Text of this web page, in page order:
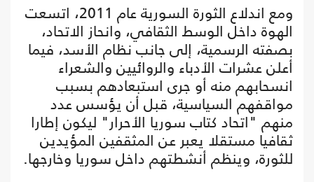
ومع اندلاع الثورة السورية عام 2011، اتسعت
الهوة داخل الوسط الثقافي، وانحاز الاتحاد،
بصفته الرسمية، إلى جانب نظام الأسد، فيما
أعلن عشرات الأدباء والروائيين والشعراء
انسحابهم منه أو جرى استبعادهم بسبب
مواقفهم السياسية، قبل أن يؤسس عدد
منهم "اتحاد كتاب سوريا الأحرار" ليكون إطارا
ثقافيا مستقلا يعبر عن المثقفين المؤيدين
للثورة، وينظم أنشطتهم داخل سوريا وخارجها.